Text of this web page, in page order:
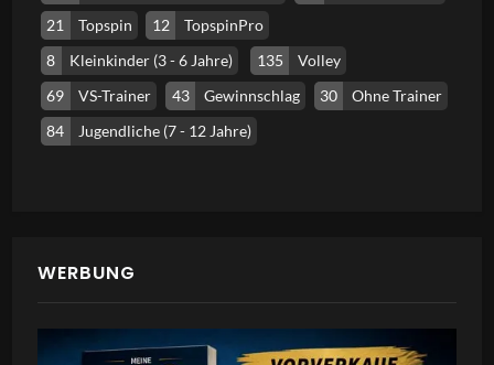
21
Topspin 12
TopspinPro
8
Kleinkinder (3 - 6 Jahre) 135
Volley
69
VS-Trainer 43 Gewinnschlag 30
Ohne Trainer
84
Jugendliche (7 - 12 Jahre)
WERBUNG